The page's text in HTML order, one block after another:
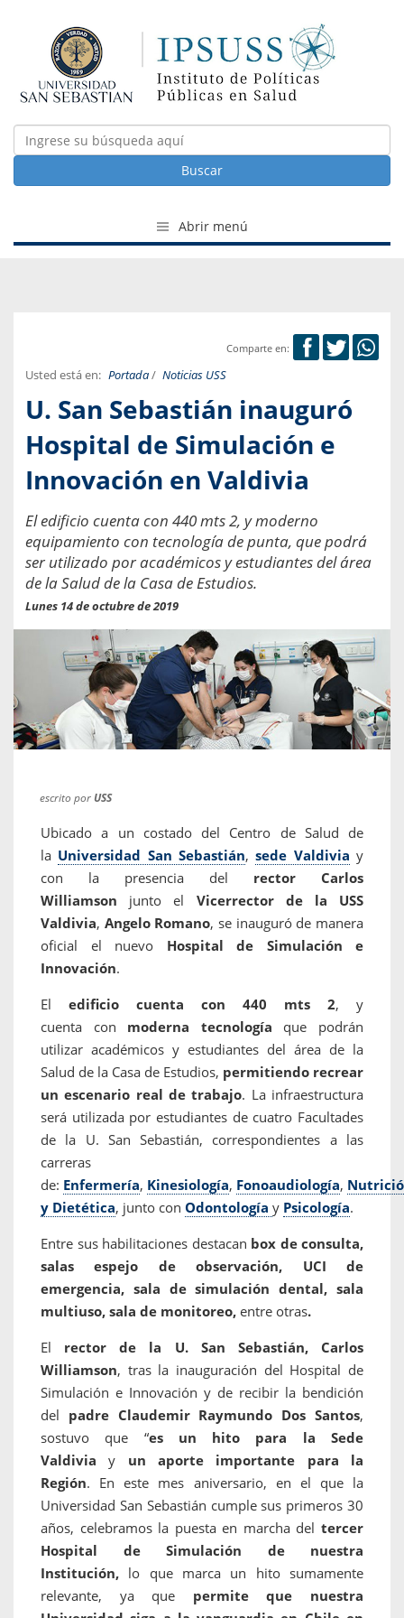
Buscar
Abrir menú
Comparte en:
Usted está en: Portada/ Noticias USS
U. San Sebastián inauguró
Hospital de Simulación e
Innovación en Valdivia
El edificio cuenta con 440 mts 2, y moderno
equipamiento con tecnología de punta, que podrá
ser utilizado por académicos y estudiantes del área
de la Salud de la Casa de Estudios.
Lunes 14 de octubre de 2019
escrito por USS
Ubicado a un costado del Centro de Salud de
la Universidad San Sebastián,sede Valdivia y
con la presencia del rector
Carlos
Williamson junto el Vicerrector de la USS
Valdivia, Angelo Romano, se inauguró de manera
oficial el nuevo Hospital de Simulación e
Innovación.
El edificio cuenta con 440 mts 2, y
cuenta con moderna tecnología que podrán
utilizar académicos y estudiantes del área de la
Salud de la Casa de Estudios, permitiendo recrear
un escenario real de trabajo. La infraestructura
será utilizada por estudiantes de cuatro Facultades
de la U. San Sebastián, correspondientes a las
carreras
de: Enfermería, Kinesiología, Fonoaudiología,
y Dietética, junto con Odontología y Psicología.
Entre sus habilitaciones destacan box de consulta,
salas espejo de observación, UCI de
emergencia, sala de simulación dental, sala
multiuso, sala de monitoreo, entre otras.
El rector de la U. San Sebastián, Carlos
Williamson, tras la inauguración del Hospital de
Simulación e Innovación y de recibir la bendición
del padre Claudemir Raymundo Dos Santos,
sostuvo que “es un hito para la Sede
Valdiviay un aporte importante para la
Región. En este mes aniversario, en el que la
Universidad San Sebastián cumple sus primeros 30
años, celebramos la puesta en marcha del tercer
Hospital de Simulación de nuestra
Institución, lo que marca un hito sumamente
relevante, ya que permite que nuestra